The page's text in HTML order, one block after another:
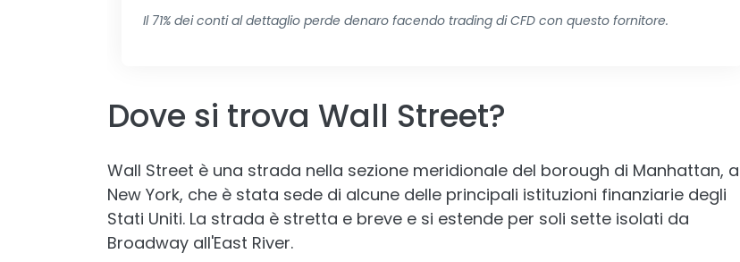
Il 71% dei conti al dettaglio perde denaro facendo trading di CFD con questo fornitore.
Dove si trova Wall Street?
Wall Street è una strada nella sezione meridionale del borough di Manhattan, a
New York, che è stata sede di alcune delle principali istituzioni finanziarie degli
Stati Uniti. La strada è stretta e breve e si estende per soli sette isolati da
Broadway all'East River.